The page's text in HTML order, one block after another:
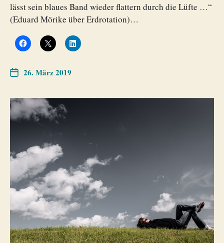
lässt sein blaues Band wieder flattern durch die Lüfte …“
(Eduard Mörike über Erdrotation)…
26. März 2019